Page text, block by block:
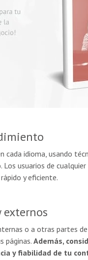
idioma, usando
usuarios de
y eficiente.
o a otras partes
páginas. Además,
y fiabilidad de tu